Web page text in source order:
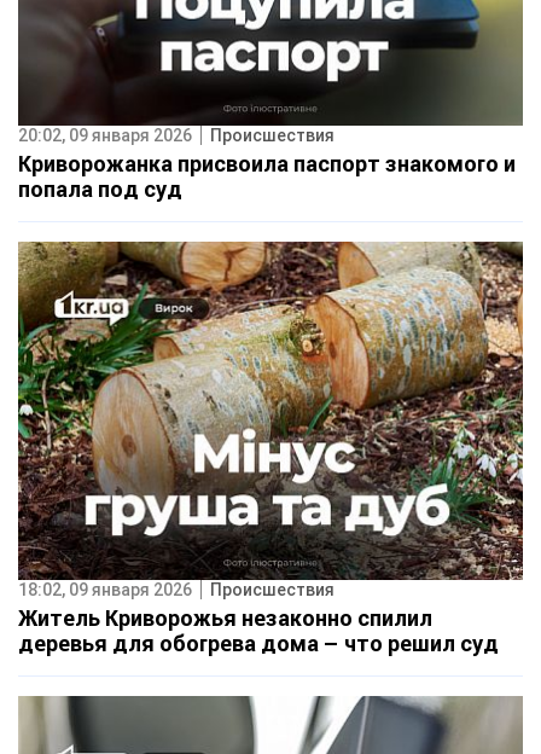
20:02, 09 января 2026 Происшествия
Криворожанка присвоила паспорт знакомого и
попала под суд
18:02, 09 января 2026 Происшествия
Житель Криворожья незаконно спилил
деревья для обогрева дома – что решил суд